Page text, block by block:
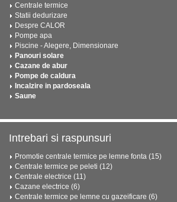
Centrale termice
Statii dedurizare
Despre CALOR
Pompe apa
Piscine - Alegere, Dimensionare
Panouri solare
Cazane de abur
Pompe de caldura
Incalzire in pardoseala
Saune
Intrebari si raspunsuri
Promotie centrale termice pe lemne fonta (15)
Centrale termice pe peleti (12)
Centrale electrice (11)
Cazane electrice (6)
Centrale termice pe lemne cu gazeificare (6)